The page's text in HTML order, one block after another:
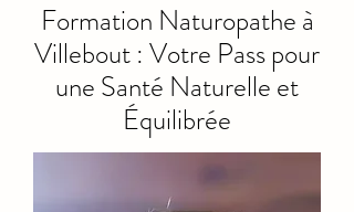
Formation Naturopathe à
Villebout : Votre Pass pour
une Santé Naturelle et
Équilibrée